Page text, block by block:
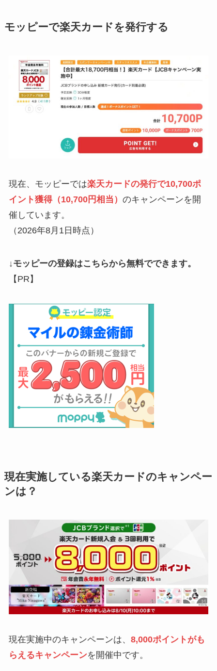
モッピーで楽天カードを発行する
現在、モッピーでは楽天カードの発行で10,700ポ
イント獲得（10,700円相当） のキャンペーンを開
催しています。
（2026年8月1日時点）
↓モッピーの登録はこちらから無料でできます。
【PR】
現在実施している楽天カードのキャンペー
ンは？
現在実施中のキャンペーンは、 8,000ポイントがも
らえるキャンペーンを開催中です。